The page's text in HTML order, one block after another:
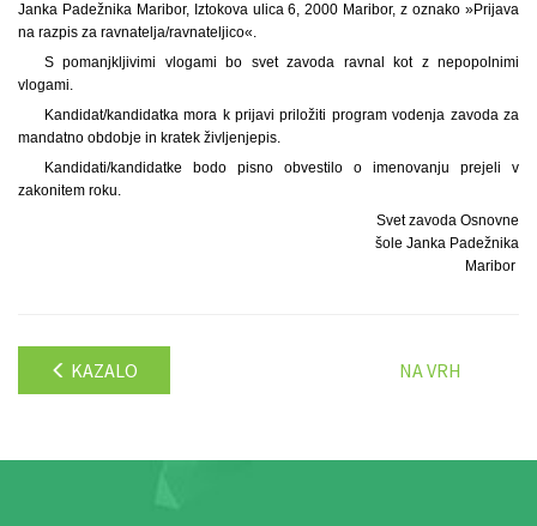
Janka Padežnika Maribor, Iztokova ulica 6, 2000 Maribor, z oznako »Prijava
na razpis za ravnatelja/ravnateljico«.
S pomanjkljivimi vlogami bo svet zavoda ravnal kot z nepopolnimi
vlogami.
Kandidat/kandidatka mora k prijavi priložiti program vodenja zavoda za
mandatno obdobje in kratek življenjepis.
Kandidati/kandidatke bodo pisno obvestilo o imenovanju prejeli v
zakonitem roku.
Svet zavoda Osnovne
šole Janka Padežnika
Maribor
KAZALO NA VRH